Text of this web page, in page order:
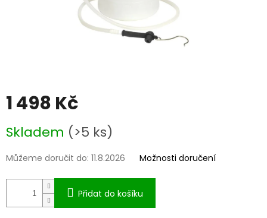
1 498 Kč
cena:
Skladem (>5 ks)
Můžeme doručit do: 11.8.2026 Možnosti doručení
Přidat do košíku